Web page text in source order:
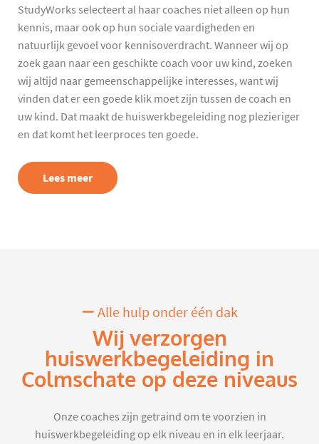
StudyWorks selecteert al haar coaches niet alleen op hun
kennis, maar ook op hun sociale vaardigheden en
natuurlijk gevoel voor kennisoverdracht. Wanneer wij op
zoek gaan naar een geschikte coach voor uw kind, zoeken
wij altijd naar gemeenschappelijke interesses, want wij
vinden dat er een goede klik moet zijn tussen de coach en
uw kind. Dat maakt de huiswerkbegeleiding nog plezieriger
en dat komt het leerproces ten goede.
Lees meer
Alle hulp onder één dak
Wij verzorgen
huiswerkbegeleiding in
Colmschate op deze niveaus
Onze coaches zijn getraind om te voorzien in
huiswerkbegeleiding op elk niveau en in elk leerjaar.